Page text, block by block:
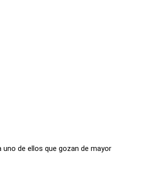
de ellos que gozan de mayor